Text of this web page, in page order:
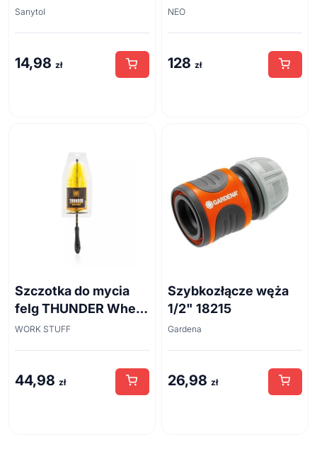
białe kwiaty 500ml
Sanytol
14,98 zł
mm
NEO
128 zł
Szczotka do mycia
felg THUNDER Wheel
Brush 45cm
WORK STUFF
44,98 zł
Szybkozłącze węża
1/2" 18215
Gardena
26,98 zł